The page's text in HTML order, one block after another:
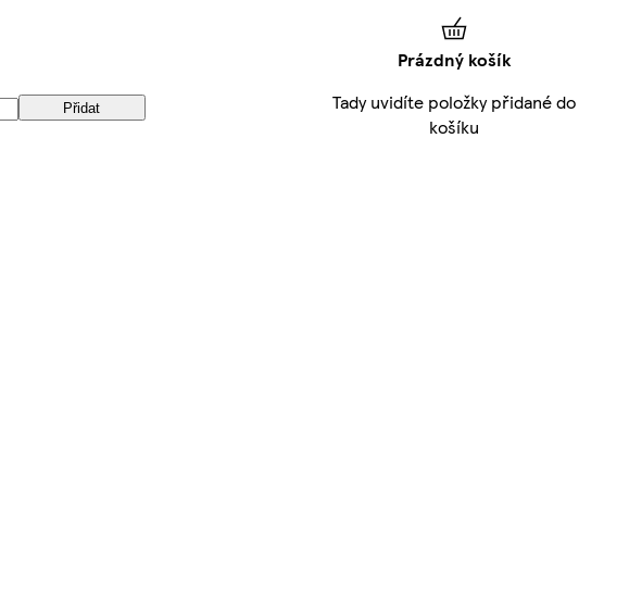
Přidat
Prázdný košík
Tady uvidíte položky přidané do
košíku